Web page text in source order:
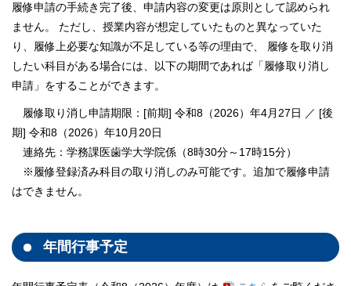
履修申請の手続き完了後、申請内容の変更は原則として認められ
ません。 ただし、授業内容が想定していたものと異なっていた
り、履修上必要な知識が不足している等の理由で、 履修を取り消
したい科目がある場合には、以下の期間であれば「履修取り消し
申請」をすることができます。
履修取り消し申請期限：[前期] 令和8（2026）年4月27日 ／ [後
期] 令和8（2026）年10月20日
連絡先：学務課医歯学大学院係（8時30分～17時15分）
※履修登録済み科目の取り消しのみ可能です。追加で履修申請
はできません。
年間行事予定